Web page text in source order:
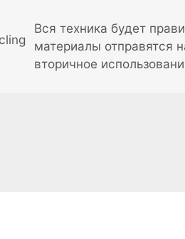
Вся техника будет
материалы отправятся
вторичное